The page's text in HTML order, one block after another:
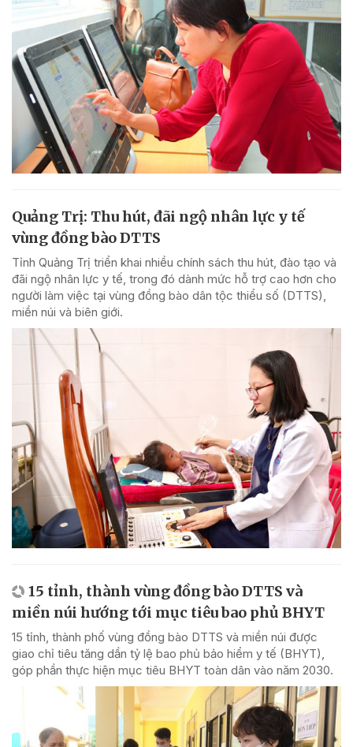
Quảng Trị: Thu hút, đãi ngộ nhân lực y tế
vùng đồng bào DTTS
Tỉnh Quảng Trị triển khai nhiều chính sách thu hút, đào tạo và
đãi ngộ nhân lực y tế, trong đó dành mức hỗ trợ cao hơn cho
người làm việc tại vùng đồng bào dân tộc thiểu số (DTTS),
miền núi và biên giới.
15 tỉnh, thành vùng đồng bào DTTS và
miền núi hướng tới mục tiêu bao phủ BHYT
15 tỉnh, thành phố vùng đồng bào DTTS và miền núi được
giao chỉ tiêu tăng dần tỷ lệ bao phủ bảo hiểm y tế (BHYT),
góp phần thực hiện mục tiêu BHYT toàn dân vào năm 2030.